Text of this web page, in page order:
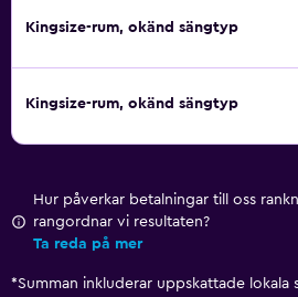
Kingsize-rum, okänd sängtyp
Kingsize-rum, okänd sängtyp
Hur påverkar betalningar till oss
rangordnar vi resultaten?
Ta reda på mer
*Summan inkluderar uppskattade lokala